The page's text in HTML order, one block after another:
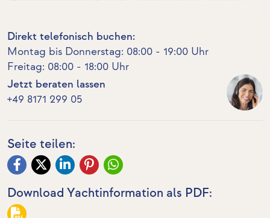
Direkt telefonisch buchen:
Montag bis Donnerstag: 08:00 - 19:00 Uhr
Freitag: 08:00 - 18:00 Uhr
Jetzt beraten lassen
+49 8171 299 05
Seite teilen:
Download Yachtinformation als PDF: